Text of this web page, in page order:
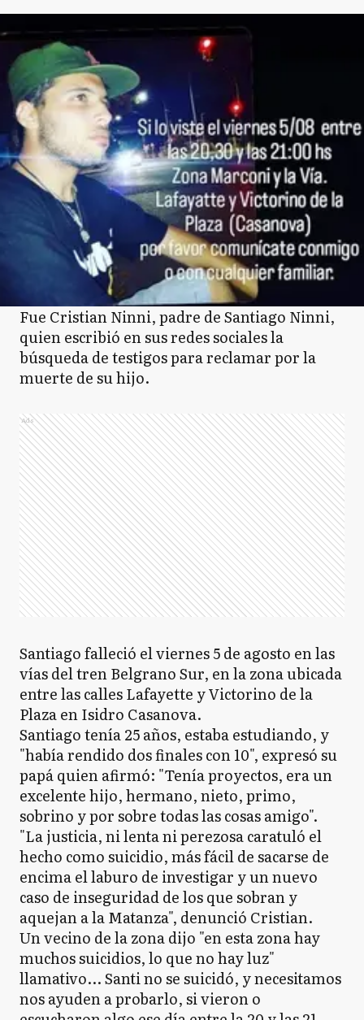
Fue Cristian Ninni, padre de Santiago Ninni,
quien escribió en sus redes sociales la
búsqueda de testigos para reclamar por la
muerte de su hijo.
Ads
Santiago falleció el viernes 5 de agosto en las
vías del tren Belgrano Sur, en la zona ubicada
entre las calles Lafayette y Victorino de la
Plaza en Isidro Casanova.
Santiago tenía 25 años, estaba estudiando, y
"había rendido dos finales con 10", expresó su
papá quien afirmó: "Tenía proyectos, era un
excelente hijo, hermano, nieto, primo,
sobrino y por sobre todas las cosas amigo".
"La justicia, ni lenta ni perezosa caratuló el
hecho como suicidio, más fácil de sacarse de
encima el laburo de investigar y un nuevo
caso de inseguridad de los que sobran y
aquejan a la Matanza", denunció Cristian.
Un vecino de la zona dijo "en esta zona hay
muchos suicidios, lo que no hay luz"
llamativo... Santi no se suicidó, y necesitamos
nos ayuden a probarlo, si vieron o